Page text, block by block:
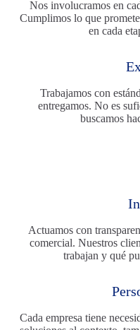
Nos involucramos en
Cumplimos lo que
en cada
Trabajamos con
entregamos. No es
buscamos
Actuamos con
comercial. Nuestros
trabajan y qué
Cada empresa tiene